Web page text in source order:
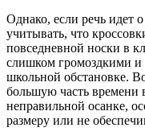
Однако, если речь идет
учитывать, что
повседневной носки в
слишком громоздкими и
школьной обстановке.
большую часть времени
неправильной осанке,
размеру или не